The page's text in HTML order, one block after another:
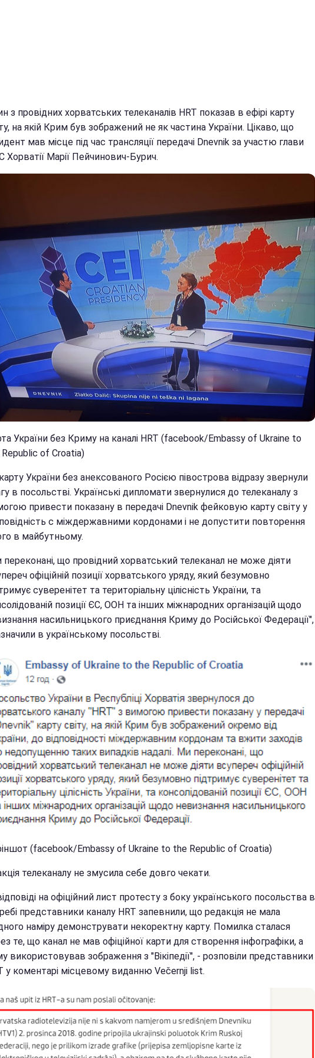
з провідних хорватських телеканалів HRT показав в ефірі карту
на якій Крим був зображений не як частина України. Цікаво, що
мав місце під час трансляції передачі Dnevnik за участю глави
Хорватії Марії Пейчинович-Бурич.
України без Криму на каналі HRT (facebook/Embassy of Ukraine to
of Croatia)
України без анексованого Росією півострова відразу звернули
в посольстві. Українські дипломати звернулися до телеканалу з
привести показану в передачі Dnevnik фейковую карту світу у
c міждержавними кордонами і не допустити повторення
в майбутньому.
що провідний хорватський телеканал не може діяти
офіційній позиції хорватського уряду, який безумовно
суверенітет та територіальну цілісність України, та
позиції ЄС, ООН та інших міжнародних організацій щодо
насильницького приєднання Криму до Російської Федерації",
в українському посольстві.
(facebook/Embassy of Ukraine to the Republic of Croatia)
телеканалу не змусила себе довго чекати.
на офіційний лист протесту з боку українського посольства в
представники каналу HRT запевнили, що редакція не мала
наміру демонструвати некоректну карту. Помилка сталася
те, що канал не мав офіційної карти для створення інфографіки, а
використовував зображення з "Вікіпедії", - розповіли представники
у коментарі місцевому виданню Večernji list.